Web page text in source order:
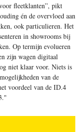
fleetklanten”, pikt
én de overvloed aan
ook particulieren. Het
in showrooms bij
Op termijn evolueren
zijn wagen digitaal
niet klaar voor. Niets is
van de
voordeel van de ID.4